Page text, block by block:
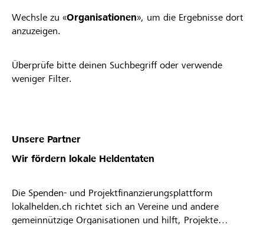
Wechsle zu «Organisationen», um die Ergebnisse dort
anzuzeigen.
Überprüfe bitte deinen Suchbegriff oder verwende
weniger Filter.
Unsere Partner
Wir fördern lokale Heldentaten
Die Spenden- und Projektfinanzierungsplattform
lokalhelden.ch richtet sich an Vereine und andere
gemeinnützige Organisationen und hilft, Projekte